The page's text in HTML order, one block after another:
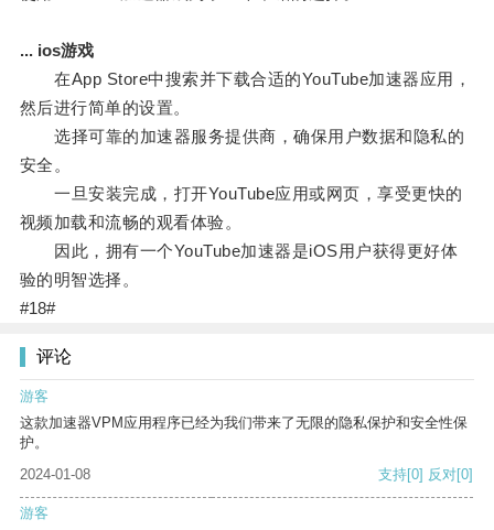
... ios游戏
在App Store中搜索并下载合适的YouTube加速器应用，
然后进行简单的设置。
选择可靠的加速器服务提供商，确保用户数据和隐私的
安全。
一旦安装完成，打开YouTube应用或网页，享受更快的
视频加载和流畅的观看体验。
因此，拥有一个YouTube加速器是iOS用户获得更好体
验的明智选择。
#18#
评论
游客
这款加速器VPM应用程序已经为我们带来了无限的隐私保护和安全性保
护。
2024-01-08
支持[0] 反对[0]
游客